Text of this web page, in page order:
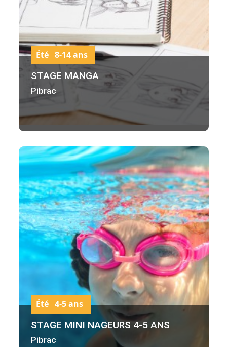
STAGE MANGA
Pibrac
Été 8-14 ans
STAGE MINI NAGEURS 4-5 ANS
Pibrac
Été 4-5 ans